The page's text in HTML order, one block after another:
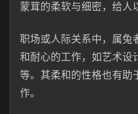
蒙茸的柔软与细密，给人
职场或人际关系中，属兔
和耐心的工作，如艺术设
等。其柔和的性格也有助
作。